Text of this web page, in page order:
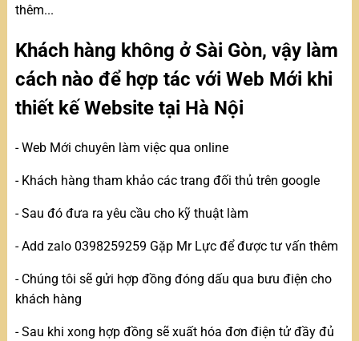
thêm...
Khách hàng không ở Sài Gòn, vậy làm
cách nào để hợp tác với Web Mới khi
thiết kế Website tại Hà Nội
- Web Mới chuyên làm việc qua online
- Khách hàng tham khảo các trang đối thủ trên google
- Sau đó đưa ra yêu cầu cho kỹ thuật làm
- Add zalo 0398259259 Gặp Mr Lực để được tư vấn thêm
- Chúng tôi sẽ gửi hợp đồng đóng dấu qua bưu điện cho
khách hàng
- Sau khi xong hợp đồng sẽ xuất hóa đơn điện tử đầy đủ